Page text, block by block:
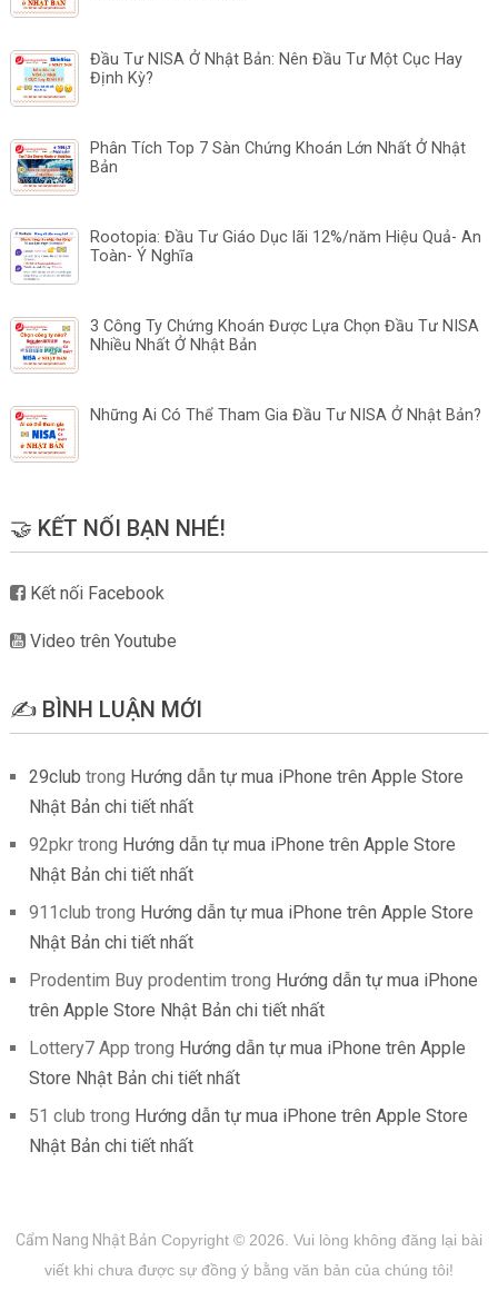
Đầu Tư NISA Ở Nhật Bản: Nên Đầu Tư Một Cục Hay
Định Kỳ?
Phân Tích Top 7 Sàn Chứng Khoán Lớn Nhất Ở Nhật
Bản
Rootopia: Đầu Tư Giáo Dục lãi 12%/năm Hiệu Quả- An
Toàn- Ý Nghĩa
3 Công Ty Chứng Khoán Được Lựa Chọn Đầu Tư NISA
Nhiều Nhất Ở Nhật Bản
Những Ai Có Thể Tham Gia Đầu Tư NISA Ở Nhật Bản?
🤝 KẾT NỐI BẠN NHÉ!
Kết nối Facebook
Video trên Youtube
✍️ BÌNH LUẬN MỚI
29club trong Hướng dẫn tự mua iPhone trên Apple Store
Nhật Bản chi tiết nhất
92pkrtrong Hướng dẫn tự mua iPhone trên Apple Store
Nhật Bản chi tiết nhất
911club trong Hướng dẫn tự mua iPhone trên Apple Store
Nhật Bản chi tiết nhất
Prodentim Buy prodentim trong Hướng dẫn tự mua iPhone
trên Apple Store Nhật Bản chi tiết nhất
Lottery7 App trong Hướng dẫn tự mua iPhone trên Apple
Store Nhật Bản chi tiết nhất
51 club trong Hướng dẫn tự mua iPhone trên Apple Store
Nhật Bản chi tiết nhất
Cẩm Nang Nhật Bản Copyright © 2026. Vui lòng không đăng lại bài
viết khi chưa được sự đồng ý bằng văn bản của chúng tôi!